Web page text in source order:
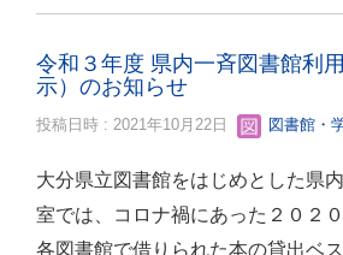
令和３年度 県内一斉図書館利
示）のお知らせ
投稿日時 : 2021年10月22日 図書館・
大分県立図書館をはじめとした県
室では、コロナ禍にあった２０２
各図書館で借りられた本の貸出ベ